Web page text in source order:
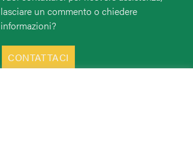
lasciare un commento o chiedere
informazioni?
CONTATTACI